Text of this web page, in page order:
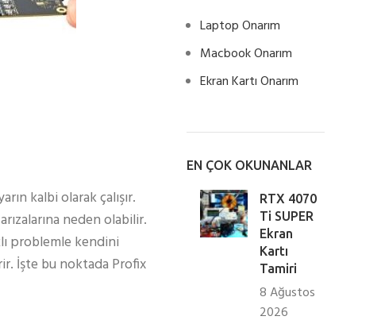
kalbi olarak çalışır.
neden olabilir.
problemle kendini
İşte bu noktada Profix
Laptop Onarım
Macbook Onarım
Ekran Kartı Onarım
EN ÇOK OKUNANLAR
RTX 4070
Ti SUPER
Ekran
Kartı
Tamiri
8 Ağustos
2026